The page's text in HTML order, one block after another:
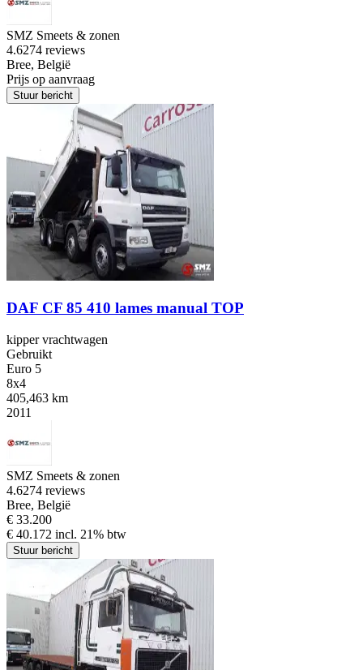
SMZ Smeets & zonen
4.6274 reviews
Bree, België
Prijs op aanvraag
Stuur bericht
DAF CF 85 410 lames manual TOP
kipper vrachtwagen
Gebruikt
Euro 5
8x4
405,463 km
2011
SMZ Smeets & zonen
4.6274 reviews
Bree, België
€ 33.200
€ 40.172 incl. 21% btw
Stuur bericht